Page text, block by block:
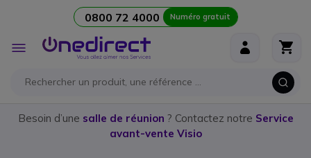
0800 72 4000 Numéro gratuit
Affichage
navigation
Besoin d’une salle de réunion ? Contactez notre Service
avant-vente Visio